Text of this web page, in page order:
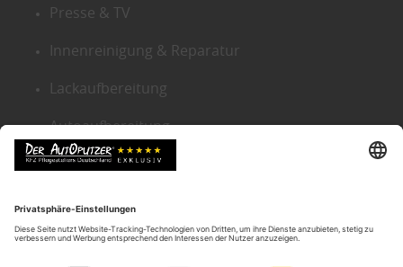
Presse & TV
Innenreinigung & Reparatur
Lackaufbereitung
Autoaufbereitung
Sitemap
KONTAKT ZENTRALE
Der Autoputzer Deutschland ®